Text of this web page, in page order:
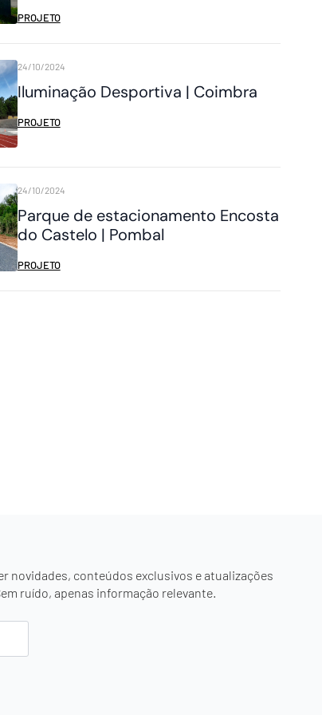
PROJETO
Iluminação Desportiva | Coimbra
24/10/2024
PROJETO
Parque de estacionamento Encosta
do Castelo | Pombal
24/10/2024
PROJETO
novidades, conteúdos exclusivos e atualizações
ruído, apenas informação relevante.